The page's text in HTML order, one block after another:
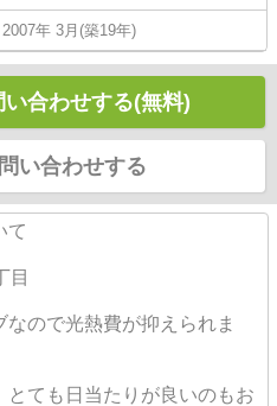
2007年 3月(築19年)
い合わせする(無料)
い合わせする
て
目
ので光熱費が抑えられま
ても日当たりが良いのもお